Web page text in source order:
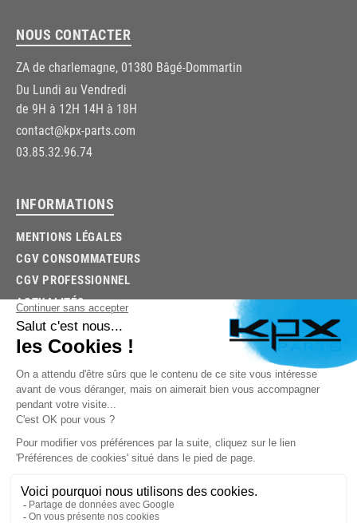
NOUS CONTACTER
ZA de charlemagne, 01380 Bâgé-Dommartin
Du Lundi au Vendredi
de 9H à 12H 14H à 18H
contact@kpx-parts.com
03.85.32.96.74
INFORMATIONS
MENTIONS LÉGALES
CGV CONSOMMATEURS
CGV PROFESSIONNEL
ACTUALITÉS